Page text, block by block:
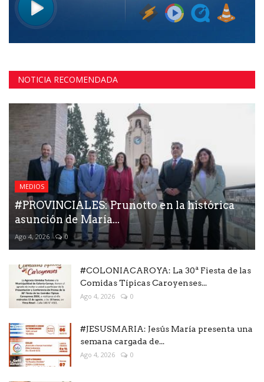
NOTICIA RECOMENDADA
MEDIOS
#PROVINCIALES: Prunotto en la histórica
asunción de María...
Ago 4, 2026 0
#COLONIACAROYA: La 30ª Fiesta de las
Comidas Típicas Caroyenses...
Ago 4, 2026 0
#JESUSMARIA: Jesús María presenta una
semana cargada de...
Ago 4, 2026 0